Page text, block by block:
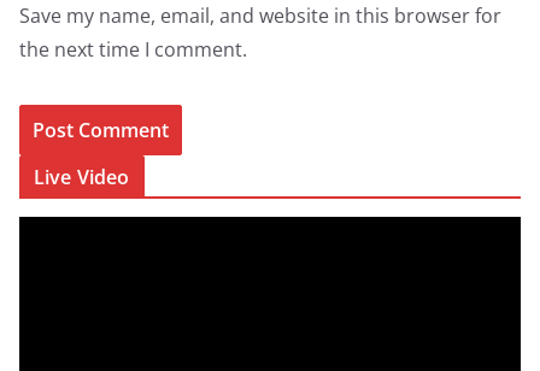
Save my name, email, and website in this browser for
the next time I comment.
Live Video